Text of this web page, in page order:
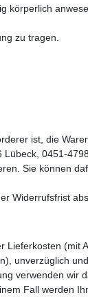
zu tragen.
ist, die
0451-
Sie können
Widerrufsfrist
(mit
unverzüglich
verwenden wir
Fall werden